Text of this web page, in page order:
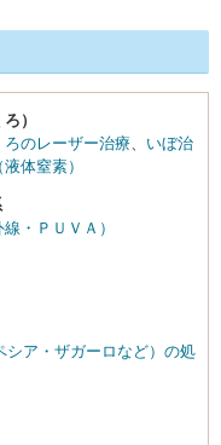
）
ろのレーザー治療
いぼ治
体窒素）
・ＰＵＶＡ）
シア・ザガーロなど）の処